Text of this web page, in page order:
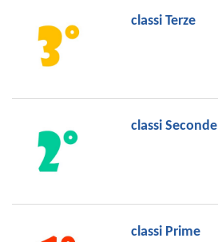
classi Terze
classi Seconde
classi Prime